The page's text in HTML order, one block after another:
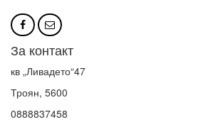
За контакт
кв „Ливадето“47
Троян, 5600
0888837458